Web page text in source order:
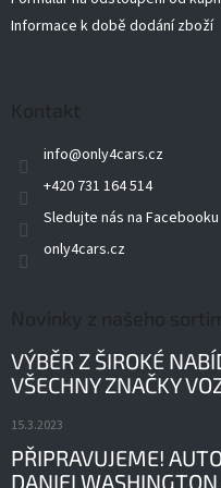
Informace k době dodání zboží
Kontakt
info@only4cars.cz
+420 731 164 514
Sledujte nás na Facebooku
only4cars.cz
Novinky z našeho
VÝBĚR Z ŠIROKÉ
VŠECHNY ZNAČKY
15.3.2023
PŘIPRAVUJEME!
DANIELWASHINGTON